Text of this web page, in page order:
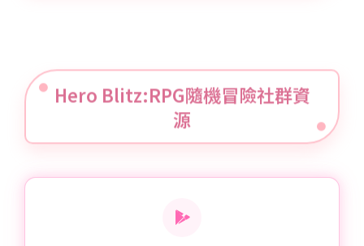
Hero Blitz:RPG隨機冒險社群資
源